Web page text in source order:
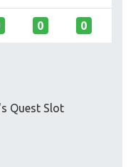
0 0
Quest Slot